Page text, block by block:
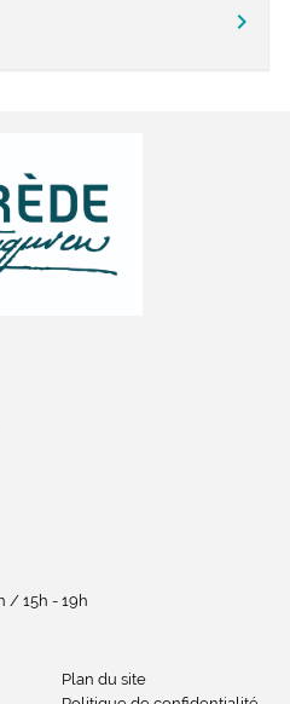
chevron_right
/ 15h - 19h
Plan du site